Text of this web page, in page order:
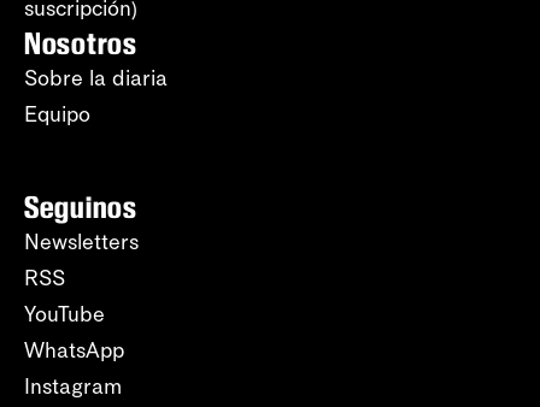
suscripción)
Nosotros
Sobre la diaria
Equipo
Seguinos
Newsletters
RSS
YouTube
WhatsApp
Instagram